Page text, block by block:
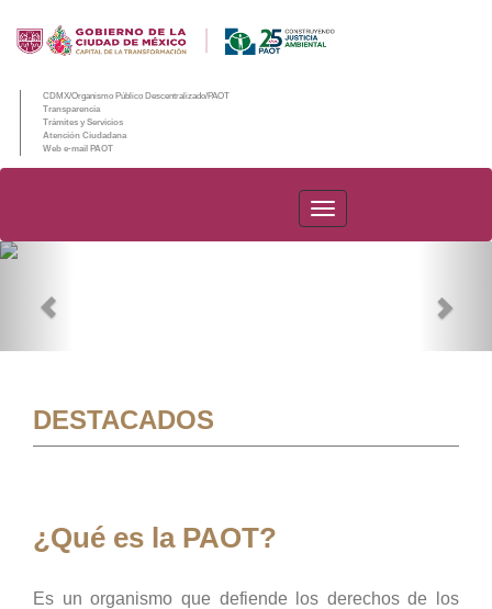
CDMX/Organismo Público Descentralizado/PAOT
Transparencia
Trámites y Servicios
Atención Ciudadana
Web e-mail PAOT
PAOT
DESTACADOS
¿Qué es la PAOT?
Es un organismo que defiende los derechos de los